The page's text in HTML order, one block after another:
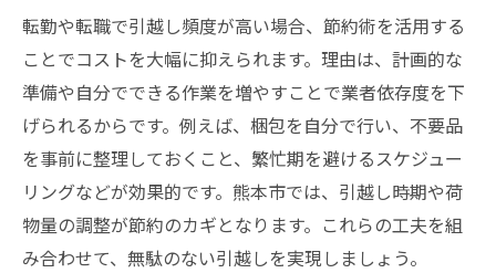
転勤や転職で引越し頻度が高い場合、節約術を活用する
ことでコストを大幅に抑えられます。理由は、計画的な
準備や自分でできる作業を増やすことで業者依存度を下
げられるからです。例えば、梱包を自分で行い、不要品
を事前に整理しておくこと、繁忙期を避けるスケジュー
リングなどが効果的です。熊本市では、引越し時期や荷
物量の調整が節約のカギとなります。これらの工夫を組
み合わせて、無駄のない引越しを実現しましょう。